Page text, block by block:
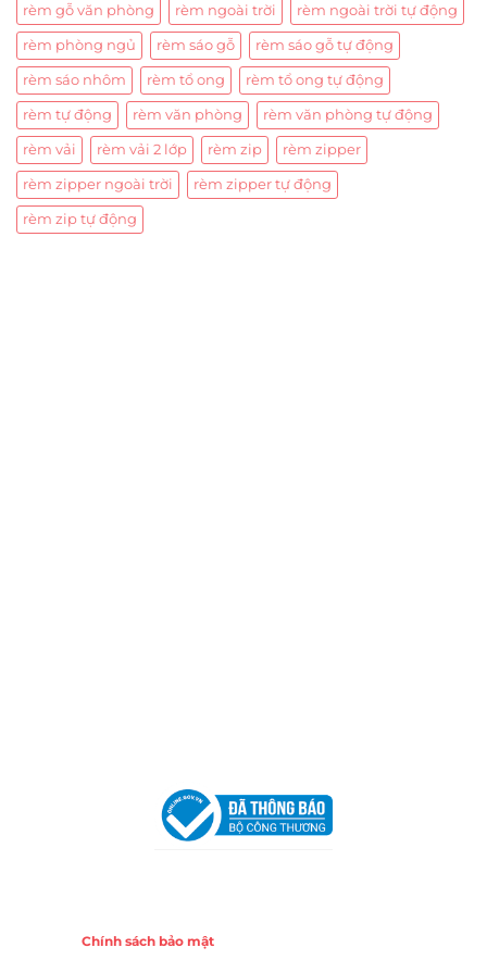
rèm gỗ văn phòng rèm ngoài trời rèm ngoài trời tự động
rèm phòng ngủ rèm sáo gỗ rèm sáo gỗ tự động
rèm sáo nhôm rèm tổ ong rèm tổ ong tự động
rèm tự động rèm văn phòng rèm văn phòng tự động
rèm vải rèm vải 2 lớp rèm zip rèm zipper
rèm zipper ngoài trời rèm zipper tự động
rèm zip tự động
Chính sách bảo mật